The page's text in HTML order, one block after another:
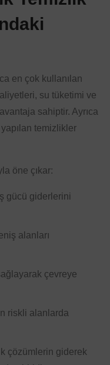
en çok kullanılan
su tüketimi ve
sahiptir. Ayrıca
yapılan temizlikler
öne çıkar:
gücü giderlerini
alanları
çevreye
riskli alanlarda
çözümlerin giderek